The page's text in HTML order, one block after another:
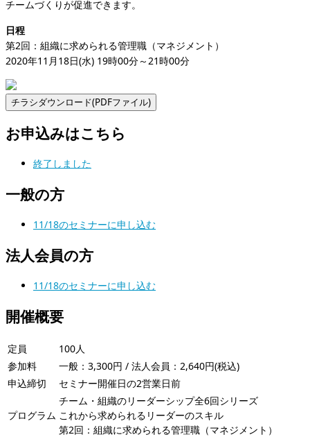
チームづくりが促進できます。
日程
第2回：組織に求められる管理職（マネジメント）
2020年11月18日(水) 19時00分～21時00分
お申込みはこちら
終了しました
一般の方
11/18のセミナーに申し込む
法人会員の方
11/18のセミナーに申し込む
開催概要
定員
100人
参加料
一般：3,300円 / 法人会員：2,640円(税込)
申込締切
セミナー開催日の2営業日前
プログラム
チーム・組織のリーダーシップ全6回シリーズ
これから求められるリーダーのスキル
第2回：組織に求められる管理職（マネジメント）